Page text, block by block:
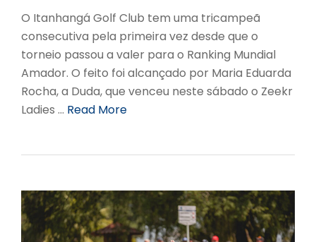
O Itanhangá Golf Club tem uma tricampeã
consecutiva pela primeira vez desde que o
torneio passou a valer para o Ranking Mundial
Amador. O feito foi alcançado por Maria Eduarda
Rocha, a Duda, que venceu neste sábado o Zeekr
Ladies … Read More